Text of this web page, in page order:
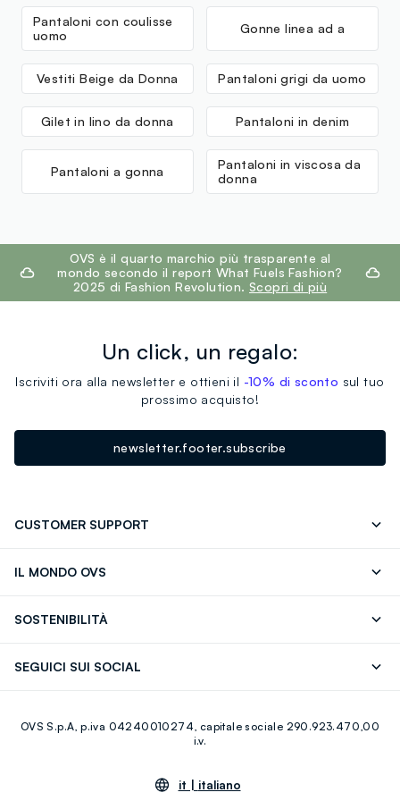
MADE IN BANGLADESH
Pantaloni con coulisse
uomo
Gonne linea ad a
Vestiti Beige da Donna Pantaloni grigi da uomo
Gilet in lino da donna Pantaloni in denim
Pantaloni a gonna
Pantaloni in viscosa da
donna
footer.ariatitleOVS è il quarto marchio più trasparente al
mondo secondo il report What Fuels Fashion?
2025 di Fashion Revolution. Scopri di più
Un click, un regalo:
Iscriviti ora alla newsletter e ottieni il -10% di sconto sul tuo
prossimo acquisto!
newsletter.footer.subscribe
CUSTOMER SUPPORT
IL MONDO OVS
Giftcard
SOSTENIBILITÀ
SEGUICI SUI SOCIAL
Youtube Linkedin
OVS S.p.A, p.iva 04240010274, capitale sociale 290.923.470,00
i.v.
it | italiano